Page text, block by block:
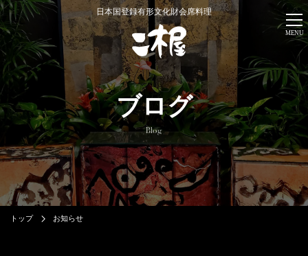
MENU
日本国登録有形文化財会席料理
ブログ
Blog
トップ お知らせ